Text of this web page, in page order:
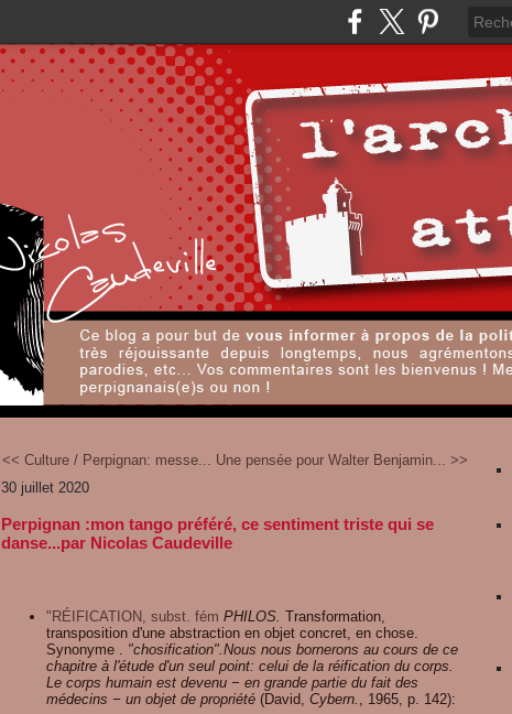
<< Culture / Perpignan: messe... Une pensée pour Walter Benjamin... >>
30 juillet 2020
Perpignan :mon tango préféré, ce sentiment triste qui se
danse...par Nicolas Caudeville
"RÉIFICATION , subst. fém PHILOS. Transformation,
transposition d'une abstraction en objet concret, en chose.
Synonyme . "chosification". Nous nous bornerons au cours de ce
chapitre à l'étude d'un seul point: celui de la réification du corps.
Le corps humain est devenu − en grande partie du fait des
médecins − un objet de propriété (David Cybern. , 1965 , p. 142):